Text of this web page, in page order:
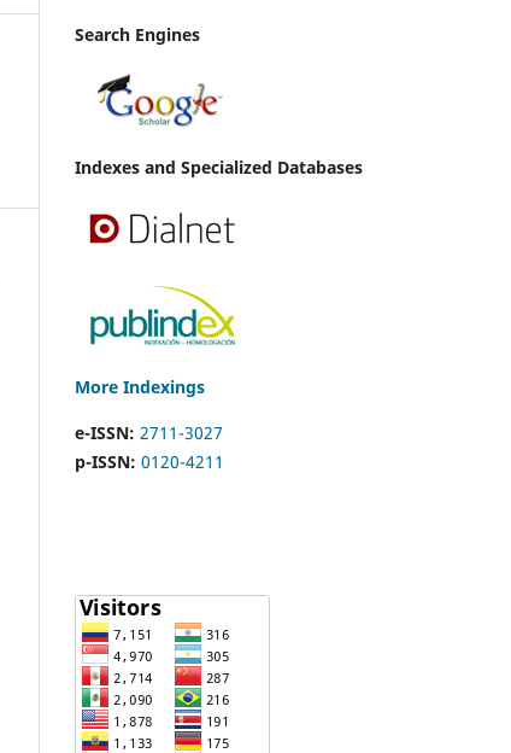
Search Engines
Indexes and Specialized Databases
More Indexings
e-ISSN: 2711-3027
p-ISSN: 0120-4211